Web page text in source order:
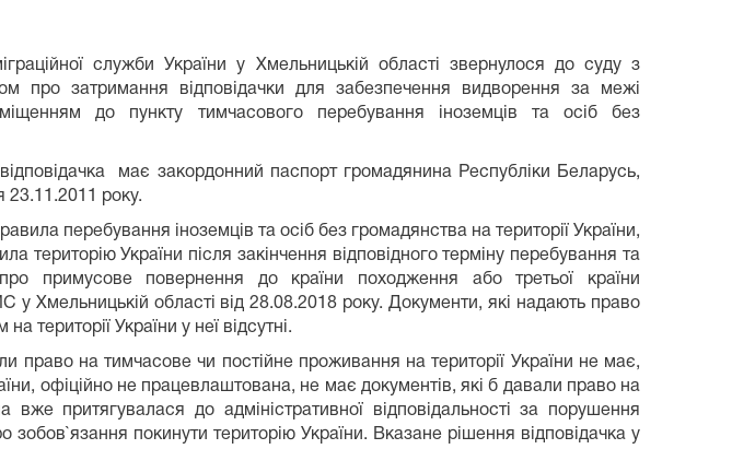
служби України у Хмельницькій області звернулося до суду з
про затримання відповідачки для забезпечення видворення за межі
до пункту тимчасового перебування іноземців та осіб без
має закордонний паспорт громадянина Республіки Беларусь,
23.11.2011 року.
перебування іноземців та осіб без громадянства на території України,
територію України після закінчення відповідного терміну перебування та
примусове повернення до країни походження або третьої країни
Хмельницькій області від 28.08.2018 року. Документи, які надають право
території України у неї відсутні.
право на тимчасове чи постійне проживання на території України не має,
офіційно не працевлаштована, не має документів, які б давали право на
притягувалася до адміністративної відповідальності за порушення
покинути територію України. Вказане рішення відповідачка у